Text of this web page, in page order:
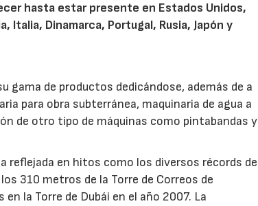
hasta estar presente en Estados Unidos,
Italia, Dinamarca, Portugal, Rusia, Japón y
gama de productos dedicándose, además de a
para obra subterránea, maquinaria de agua a
de otro tipo de máquinas como pintabandas y
reflejada en hitos como los diversos récords de
310 metros de la Torre de Correos de
la Torre de Dubái en el año 2007. La